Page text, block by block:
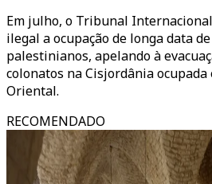
Em julho, o Tribunal
ilegal a ocupação de longa data
palestinianos, apelando à
colonatos na Cisjordânia ocupada
Oriental.
RECOMENDADO